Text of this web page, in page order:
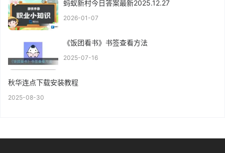
蚂蚁新村今日答案最新2025.12.27
2026-01-07
《饭团看书》书签查看方法
2025-07-16
秋华连点下载安装教程
2025-08-30